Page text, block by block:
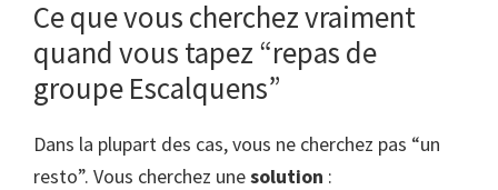
Ce que vous cherchez vraiment
quand vous tapez “repas de
groupe Escalquens”
Dans la plupart des cas, vous ne cherchez pas “un
resto”. Vous cherchez unesolution :